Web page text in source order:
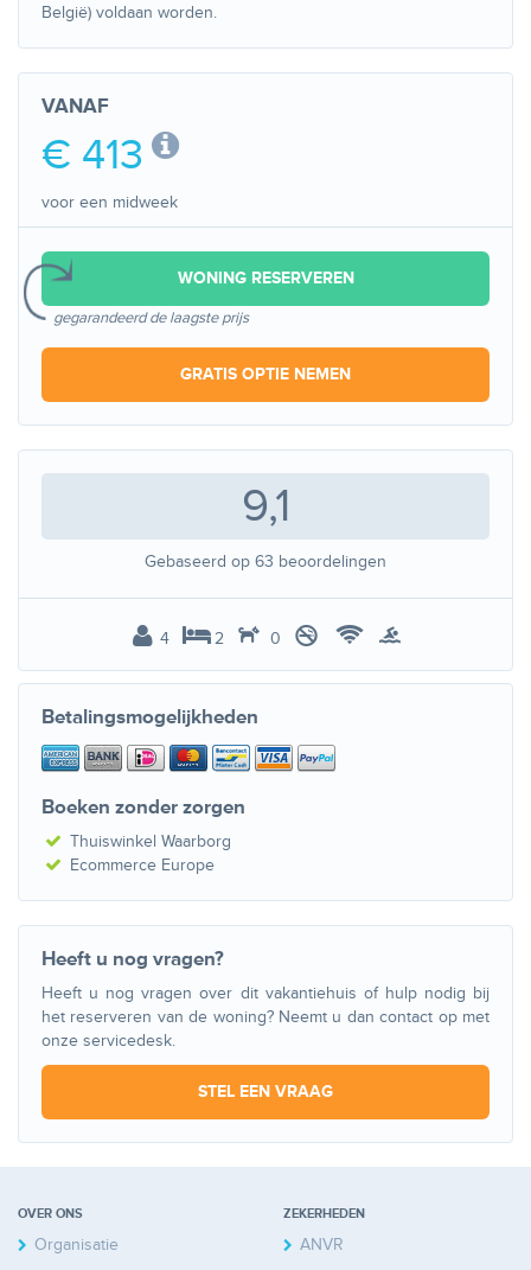
België) voldaan worden.
VANAF
€ 413
voor een midweek
WONING RESERVEREN
gegarandeerd de laagste prijs
GRATIS OPTIE NEMEN
9,1
Gebaseerd op 63 beoordelingen
4 2 0
Betalingsmogelijkheden
Boeken zonder zorgen
Thuiswinkel Waarborg
Ecommerce Europe
Heeft u nog vragen?
Heeft u nog vragen over dit vakantiehuis of hulp nodig bij
het reserveren van de woning? Neemt u dan contact op met
onze servicedesk.
STEL EEN VRAAG
OVER ONS
Organisatie
ZEKERHEDEN
ANVR